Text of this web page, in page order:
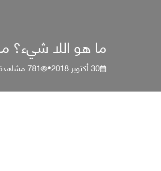
ما هو اللا شيء؟
30 أكتوبر 2018 •
781